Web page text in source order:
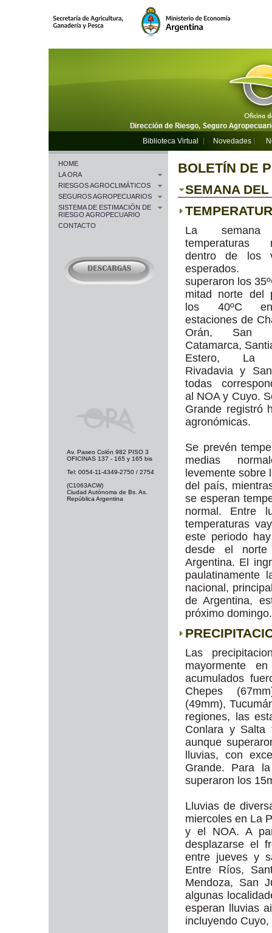
Biblioteca Virtual Novedades
HOME
LA ORA
RIESGOS AGROCLIMÁTICOS
SEGUROS AGROPECUARIOS
SISTEMA DE ESTIMACIÓN DE
RIESGO AGROPECUARIO
CONTACTO
BOLETÍN DE
SEMANA
La semana
temperaturas
dentro de los
superaron los
mitad norte del
los 40ºC
estaciones de
Orán, San
Catamarca,
Estero, La
Rivadavia y
todas
al NOA y Cuyo.
Grande registró
agronómicas.
Se prevén
medias
levemente sobre
del país,
se esperan
normal. Entre
temperaturas
este periodo
desde el
Argentina. El
paulatinamente
nacional,
de Argentina,
próximo domingo.
Las
mayormente
acumulados
Chepes
(49mm),
regiones, las
Conlara y Salta
aunque
lluvias, con
Grande. Para
superaron los
Lluvias de
miercoles en La
y el NOA. A
desplazarse el
entre jueves y
Entre Ríos,
Mendoza, San
algunas
esperan lluvias
incluyendo
Av. Paseo Colón 982 PISO 3
OFICINAS 137 - 165 y 165 bis
Tel: 0054-11-4349-2750 / 2754
(C1063ACW)
Ciudad Autónoma de Bs. As.
República Argentina